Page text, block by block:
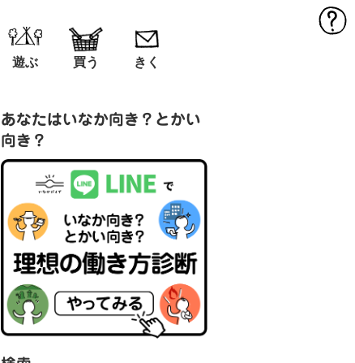
遊ぶ 買う きく
あなたはいなか向き？とかい
向き？